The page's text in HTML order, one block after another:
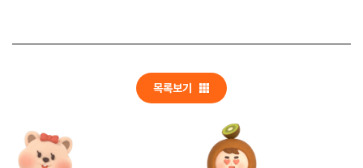
목록보기